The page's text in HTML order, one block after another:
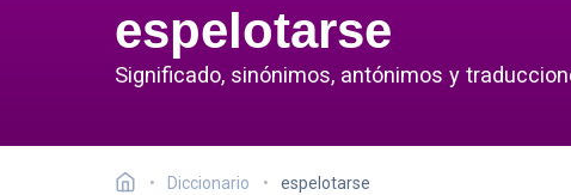
espelotarse
Significado, sinónimos, antónimos y
Diccionario espelotarse